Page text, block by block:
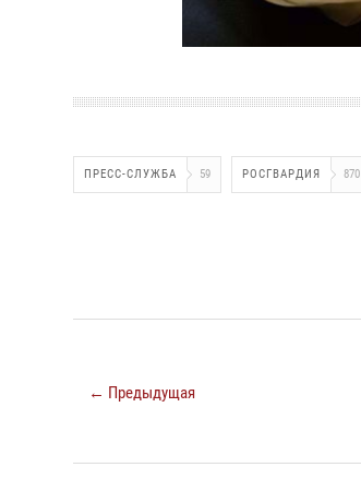
ПРЕСС-СЛУЖБА 59 РОСГВАРДИЯ 870
← Предыдущая